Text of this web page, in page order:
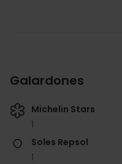
Galardones
Michelin Stars
1
Soles Repsol
1